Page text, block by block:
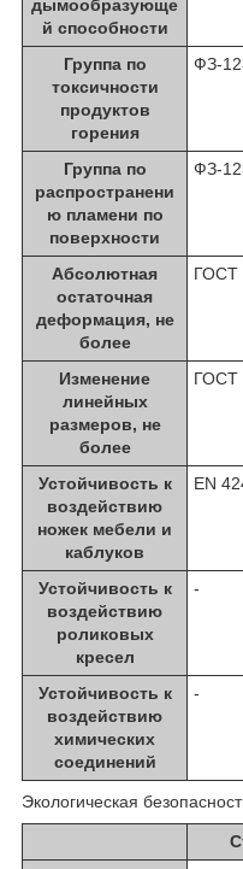
дымообразующе
й способности
Группа по
токсичности
продуктов
горения
ФЗ-
Группа по
распространени
ю пламени по
поверхности
ФЗ-
Абсолютная
остаточная
деформация, не
более
ГОСТ
Изменение
линейных
размеров, не
более
ГОСТ
Устойчивость к
воздействию
ножек мебели и
каблуков
EN
Устойчивость к
воздействию
роликовых
кресел
-
Устойчивость к
воздействию
химических
соединений
-
Экологическая